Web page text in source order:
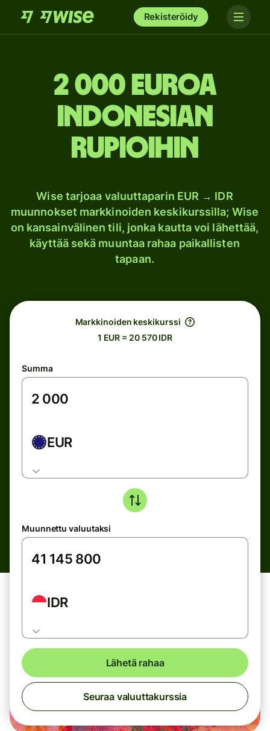
Rekisteröidy
2 000 euroa
Indonesian
rupioihin
Wise tarjoaa valuuttaparin EUR → IDR
muunnokset markkinoiden keskikurssilla; Wise
on kansainvälinen tili, jonka kautta voi lähettää,
käyttää sekä muuntaa rahaa paikallisten
tapaan.
Markkinoiden keskikurssi
1 EUR = 20 570 IDR
Summa
EUR
Muunnettu valuutaksi
IDR
Lähetä rahaa
Seuraa valuuttakurssia